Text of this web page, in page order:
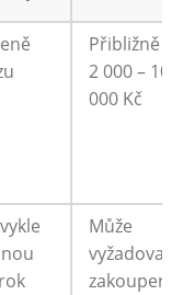
Přibližně
2 000 – 10⁤
000 Kč
Může
vyžadovat
‌zakoupení